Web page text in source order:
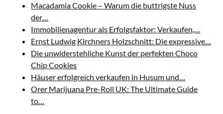
Macadamia Cookie – Warum die buttrigste Nuss
der…
Immobilienagentur als Erfolgsfaktor: Verkaufen,…
Ernst Ludwig Kirchners Holzschnitt: Die expressive…
Die unwiderstehliche Kunst der perfekten Choco
Chip Cookies
Häuser erfolgreich verkaufen in Husum und…
Orer Marijuana Pre-Roll UK: The Ultimate Guide
to…